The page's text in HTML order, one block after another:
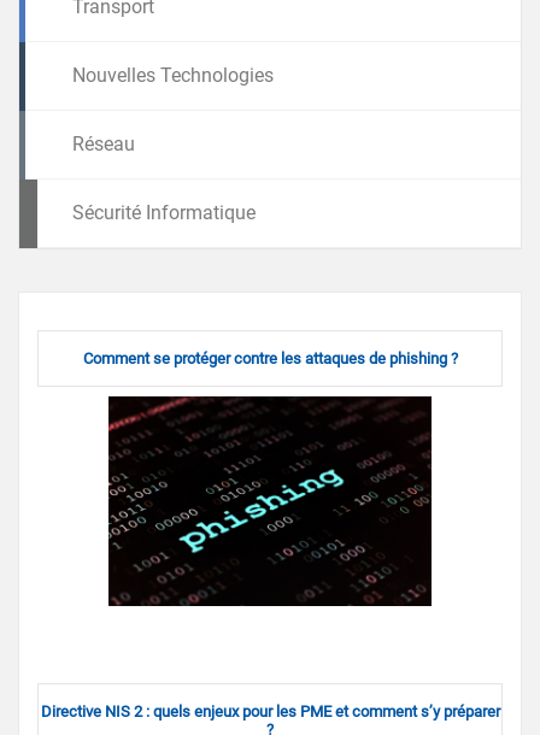
Transport
Nouvelles Technologies
Réseau
Sécurité Informatique
Comment se protéger contre les attaques de phishing ?
Directive NIS 2 : quels enjeux pour les PME et comment s’y préparer
?